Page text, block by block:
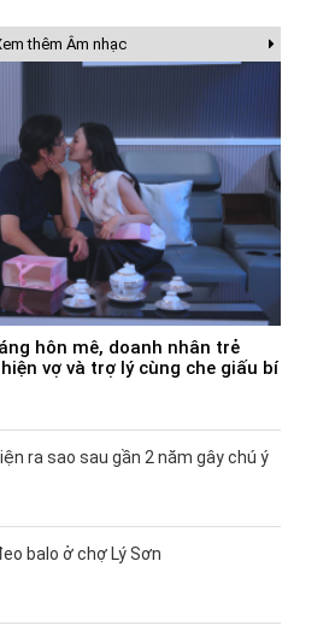
thêm Âm nhạc
hôn mê, doanh nhân trẻ
vợ và trợ lý cùng che giấu bí
ra sao sau gần 2 năm gây chú ý
balo ở chợ Lý Sơn